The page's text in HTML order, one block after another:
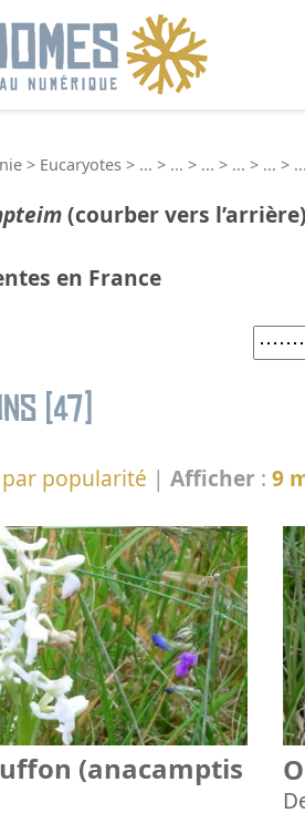
> Eucaryotes > ... > ... > ... > ... > ... > ...
(courber vers
en France
(47)
par popularité | Afficher : 9
(anacamptis